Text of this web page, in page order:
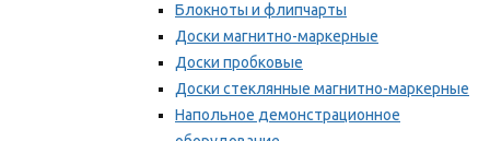
Блокноты и флипчарты
Доски магнитно-маркерные
Доски пробковые
Доски стеклянные магнитно-маркерные
Напольное демонстрационное